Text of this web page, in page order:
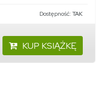
Dostępność: TAK
KUP KSIĄŻKĘ